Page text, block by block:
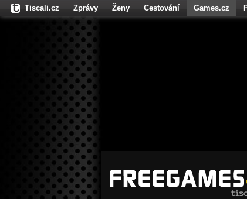
Tiscali.cz Zprávy Ženy Cestování Games.cz
Fights.cz